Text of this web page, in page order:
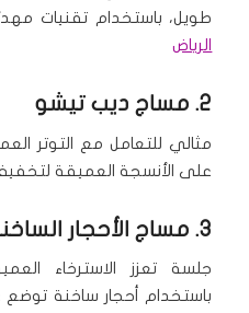
طويل، باستخدام تقنيات
الرياض
2. مساج ديب تيشو
مثالي للتعامل مع التوتر
على الأنسجة العميقة
3. مساج الأحجار
جلسة تعزز الاسترخاء
باستخدام أحجار ساخنة